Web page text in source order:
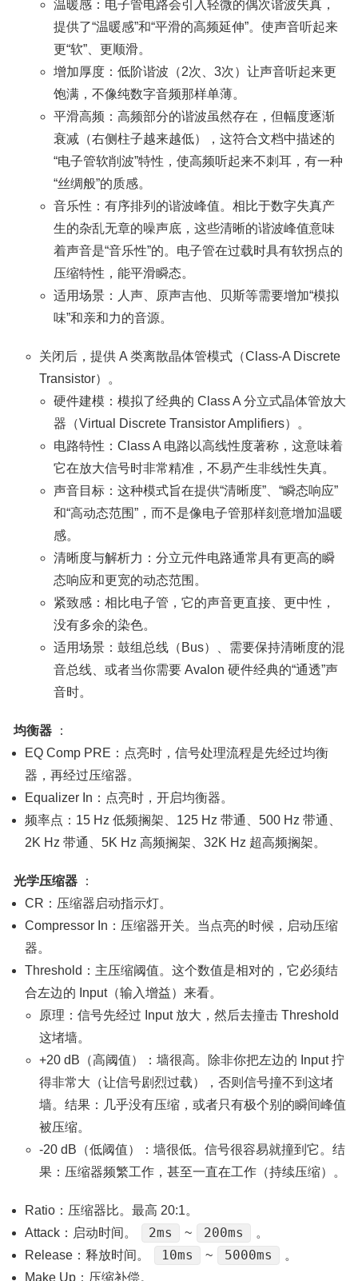
温暖感：电子管电路会引入轻微的偶次谐波失真，
提供了“温暖感”和“平滑的高频延伸”。使声音听起来
更“软”、更顺滑。
增加厚度：低阶谐波（2次、3次）让声音听起来更
饱满，不像纯数字音频那样单薄。
平滑高频：高频部分的谐波虽然存在，但幅度逐渐
衰减（右侧柱子越来越低），这符合文档中描述的
“电子管软削波”特性，使高频听起来不刺耳，有一种
“丝绸般”的质感。
音乐性：有序排列的谐波峰值。相比于数字失真产
生的杂乱无章的噪声底，这些清晰的谐波峰值意味
着声音是“音乐性”的。电子管在过载时具有软拐点的
压缩特性，能平滑瞬态。
适用场景：人声、原声吉他、贝斯等需要增加“模拟
味”和亲和力的音源。
关闭后，提供 A 类离散晶体管模式（Class-A Discrete
Transistor）。
硬件建模：模拟了经典的 Class A 分立式晶体管放大
器（Virtual Discrete Transistor Amplifiers）。
电路特性：Class A 电路以高线性度著称，这意味着
它在放大信号时非常精准，不易产生非线性失真。
声音目标：这种模式旨在提供“清晰度”、“瞬态响应”
和“高动态范围”，而不是像电子管那样刻意增加温暖
感。
清晰度与解析力：分立元件电路通常具有更高的瞬
态响应和更宽的动态范围。
紧致感：相比电子管，它的声音更直接、更中性，
没有多余的染色。
适用场景：鼓组总线（Bus）、需要保持清晰度的混
音总线、或者当你需要 Avalon 硬件经典的“通透”声
音时。
均衡器
：
EQ Comp PRE：点亮时，信号处理流程是先经过均衡
器，再经过压缩器。
Equalizer In：点亮时，开启均衡器。
频率点：15 Hz 低频搁架、125 Hz 带通、500 Hz 带通、
2K Hz 带通、5K Hz 高频搁架、32K Hz 超高频搁架。
光学压缩器
：
CR：压缩器启动指示灯。
Compressor In：压缩器开关。当点亮的时候，启动压缩
器。
Threshold：主压缩阈值。这个数值是相对的，它必须结
合左边的 Input（输入增益）来看。
原理：信号先经过 Input 放大，然后去撞击 Threshold
这堵墙。
+20 dB（高阈值）：墙很高。除非你把左边的 Input 拧
得非常大（让信号剧烈过载），否则信号撞不到这堵
墙。结果：几乎没有压缩，或者只有极个别的瞬间峰值
被压缩。
-20 dB（低阈值）：墙很低。信号很容易就撞到它。结
果：压缩器频繁工作，甚至一直在工作（持续压缩）。
Ratio：压缩器比。最高 20:1。
Attack：启动时间。
2ms ~ 200ms
。
Release：释放时间。
10ms ~ 5000ms
。
Make Up：压缩补偿。